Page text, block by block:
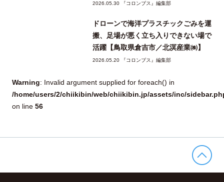
2026.05.30 『コロンブス』編集部
ドローンで海洋プラスチックごみを運
搬、足場が悪く立ち入りできない場で
活躍【鳥取県倉吉市／北溟産業㈱】
2026.05.20 『コロンブス』編集部
Warning: Invalid argument supplied for foreach() in
/home/users/2/chiikibin/web/chiikibin.jp/assets/inc/
on line 56